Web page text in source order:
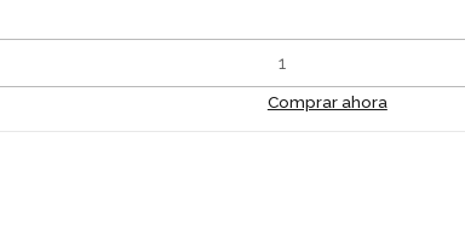
Comprar ahora